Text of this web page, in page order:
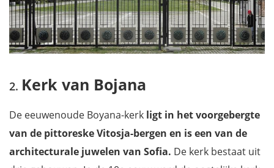
Kerk van Bojana
De eeuwenoude Boyana-kerk ligt in het voorgebergte
van de pittoreske Vitosja-bergen en is een van de
architecturale juwelen van Sofia. De kerk bestaat uit